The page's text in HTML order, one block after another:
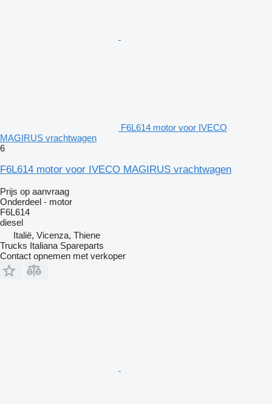
F6L614 motor voor IVECO
MAGIRUS vrachtwagen
6
F6L614 motor voor IVECO MAGIRUS vrachtwagen
Prijs op aanvraag
Onderdeel - motor
F6L614
diesel
Italië, Vicenza, Thiene
Trucks Italiana Spareparts
Contact opnemen met verkoper